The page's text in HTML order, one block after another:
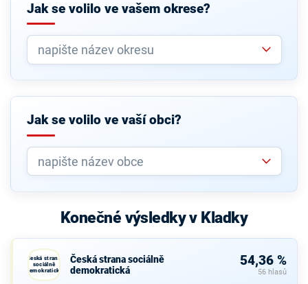
Jak se volilo ve vašem okrese?
Jak se volilo ve vaší obci?
Konečné výsledky v Kladky
Česká strana
sociálně
demokratická
Česká strana sociálně
demokratická
54,36 %
56 hlasů